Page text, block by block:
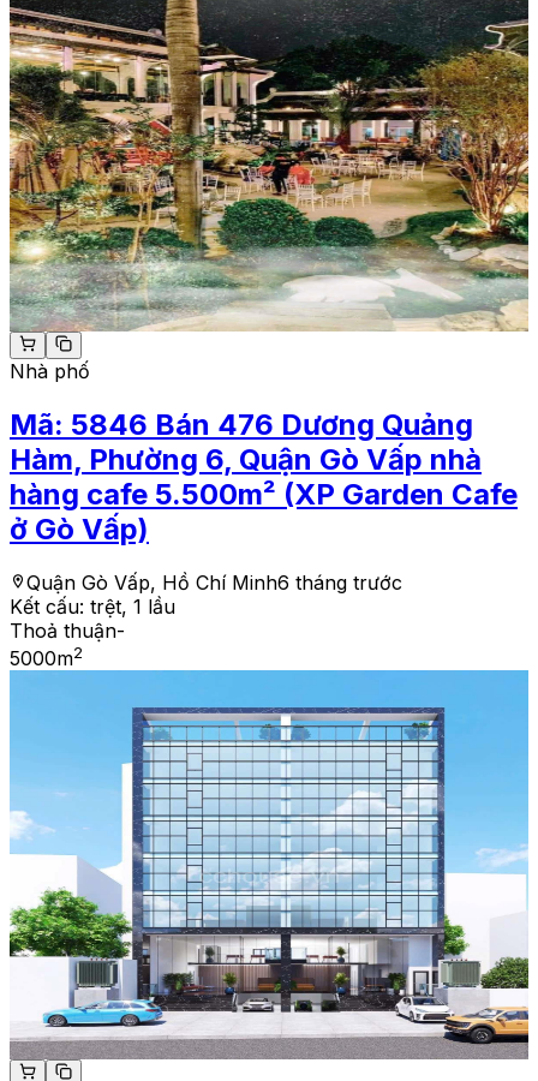
Nhà phố
Mã: 5846 Bán 476 Dương Quảng
Hàm, Phường 6, Quận Gò Vấp nhà
hàng cafe 5.500m² (XP Garden Cafe
ở Gò Vấp)
Quận Gò Vấp, Hồ Chí Minh6 tháng trước
Kết cấu: trệt, 1 lầu
Thoả thuận-
5000m2